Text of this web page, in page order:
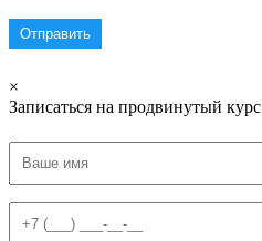
×
Записаться на продвинутый курс